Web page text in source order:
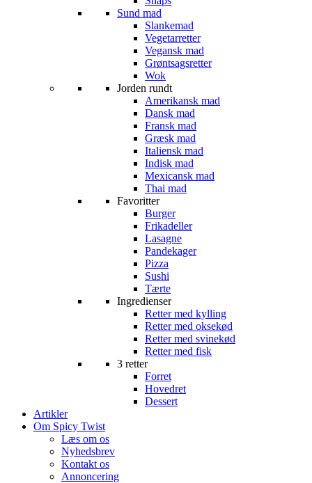
Sund mad
Slankemad
Vegetarretter
Vegansk mad
Grøntsagsretter
Wok
Jorden rundt
Amerikansk mad
Dansk mad
Fransk mad
Græsk mad
Italiensk mad
Indisk mad
Mexicansk mad
Thai mad
Favoritter
Burger
Frikadeller
Lasagne
Pandekager
Pizza
Sushi
Tærte
Ingredienser
Retter med kylling
Retter med oksekød
Retter med svinekød
Retter med fisk
3 retter
Forret
Hovedret
Dessert
Artikler
Om Spicy Twist
Læs om os
Nyhedsbrev
Kontakt os
Annoncering